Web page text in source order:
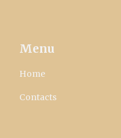
Menu
Home
Contacts